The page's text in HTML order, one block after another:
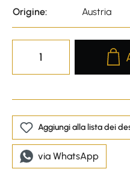
Origine:
Austria
Product
Aggiungi alla lista dei
via WhatsApp